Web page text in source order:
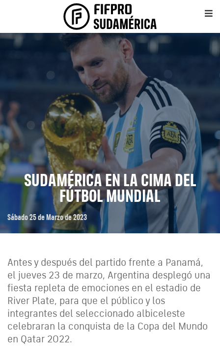
SUDAMÉRICA EN LA CIMA DEL
FÚTBOL MUNDIAL
Sábado 25 de Marzo de 2023
Antes y después del partido frente a Panamá,
el jueves 23 de marzo, Argentina desplegó una
fiesta repleta de emociones en el estadio de
River Plate, para que el público y los
integrantes del seleccionado albiceleste
celebraran la conquista de la Copa del Mundo
en Qatar 2022.